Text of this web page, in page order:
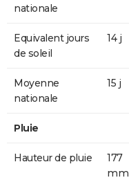
nationale
Equivalent jours
de soleil
14 j
Moyenne
nationale
15 j
Pluie
Hauteur de pluie
177
mm